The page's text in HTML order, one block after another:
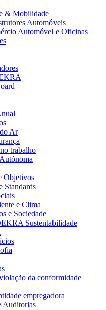
& Mobilidade
Automóveis
Automóvel e Oficinas
Ar
trabalho
Objetivos
Standards
e Clima
e Sociedade
Sustentabilidade
da conformidade
empregadora
Auditorias